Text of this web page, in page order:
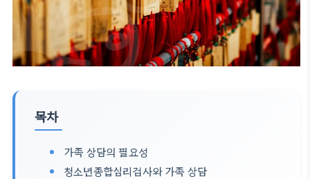
목차
가족 상담의 필요성
청소년종합심리검사와 가족 상담